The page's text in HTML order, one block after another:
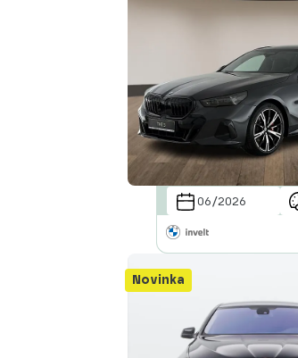
Výchozí řazení
Od nejlevnějšího
Od nejdražšího
Od nejmenšího nájezdu
Od nejvyššího nájezdu
Od nejstaršího vozu
Od nejnovějšího vozu
Od nejstaršího inzerátu
Abecedně od A do Z
06/2026
Novinka